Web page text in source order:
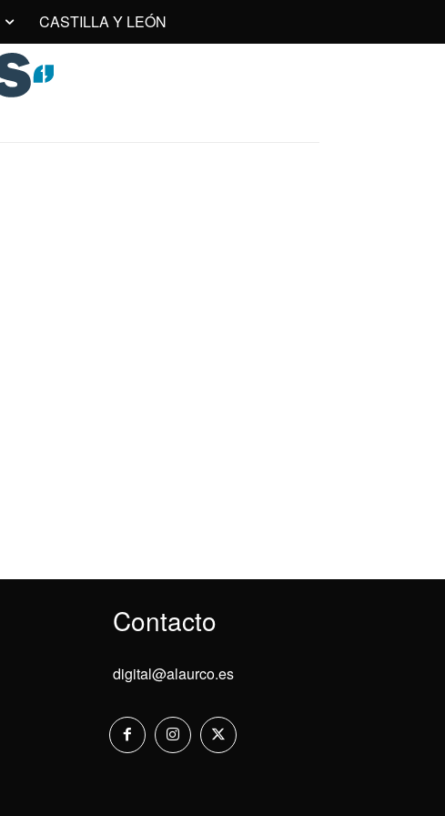
CASTILLA Y LEÓN
Contacto
digital@alaurco.es